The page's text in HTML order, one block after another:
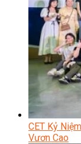
CET Kỷ
Vươn Cao